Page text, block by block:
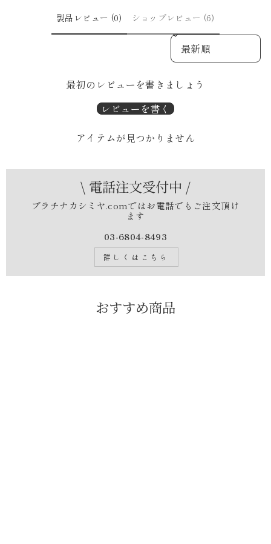
製品レビュー (0) ショップレビュー (6)
SORT REVIEWS BY
最初のレビューを書きましょう
レビューを書く
アイテムが見つかりません
\ 電話注文受付中 /
プラチナカシミヤ.comではお電話でもご注文頂け
ます
03-6804-8493
詳しくはこちら
おすすめ商品